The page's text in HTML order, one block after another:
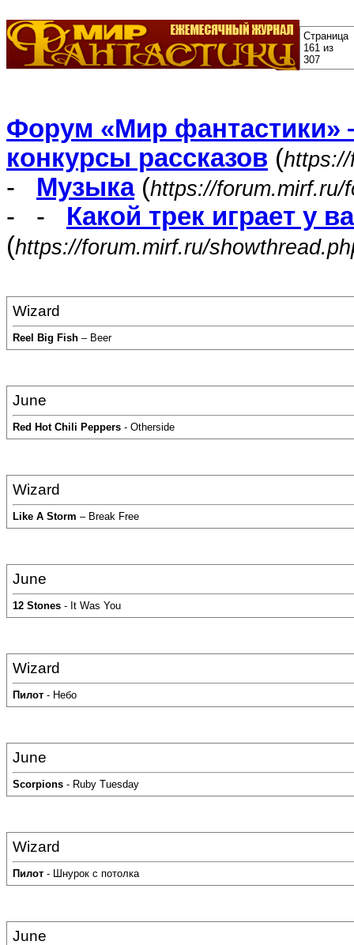
Страница
161 из
307
Форум «Мир фантастики»
конкурсы рассказов (
- Музыка(https://forum.mirf.ru/
- - Какой трек играет у
(https://forum.mirf.ru/
Wizard
Reel Big Fish – Beer
June
Red Hot Chili Peppers - Otherside
Wizard
Like A Storm – Break Free
June
12 Stones - It Was You
Wizard
Пилот - Небо
June
Scorpions - Ruby Tuesday
Wizard
Пилот - Шнурок с потолка
June